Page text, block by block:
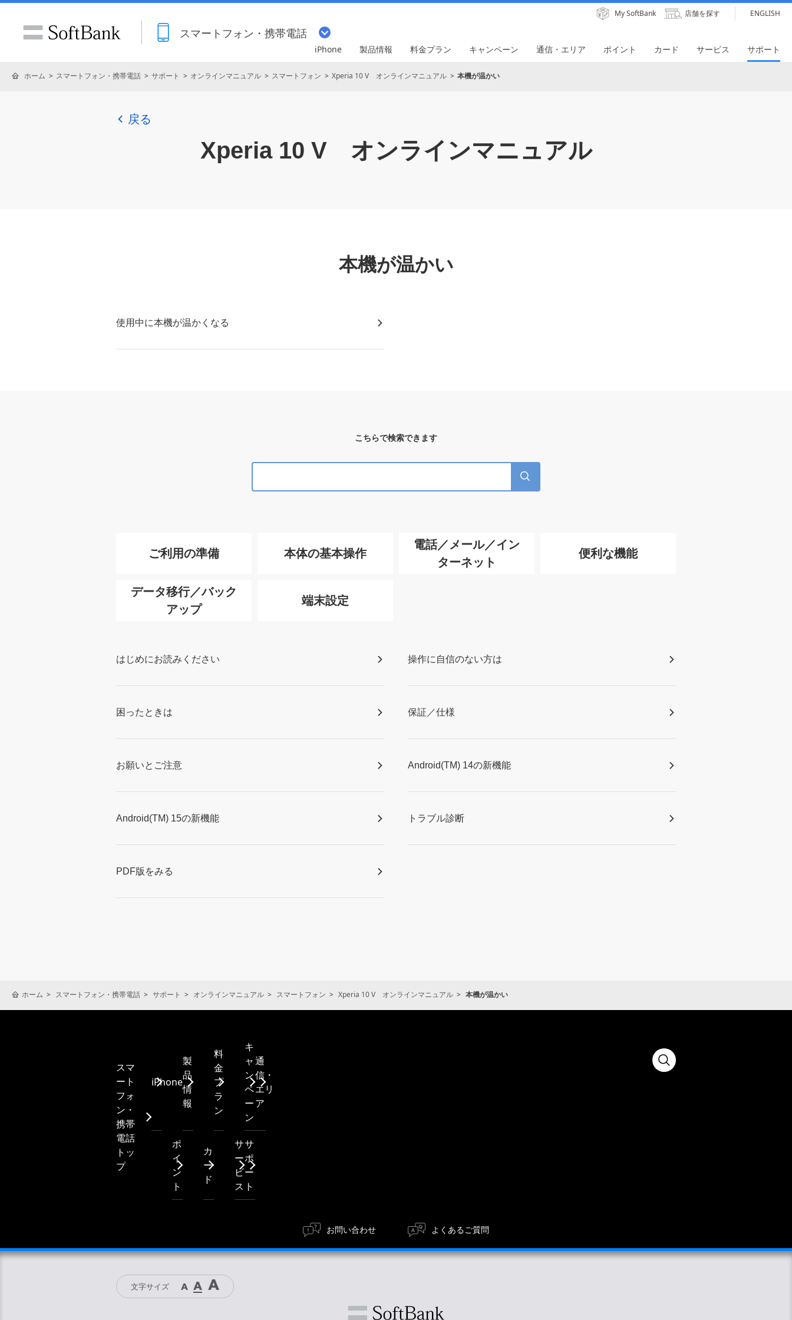
スマートフォン・携帯電話
My SoftBank 店舗を探す ENGLISH
iPhone 製品情報 料金プラン キャンペーン 通信・エリア ポイント カード サービス サポート
ホーム スマートフォン・携帯電話 サポート オンラインマニュアル スマートフォン Xperia 10 V オンラインマニュアル 本機が温かい
戻る
Xperia 10 V オンラインマニュアル
本機が温かい
使用中に本機が温かくなる
こちらで検索できます
ご利用の準備 本体の基本操作
電話／メール／イン
ターネット
便利な機能
データ移行／バック
アップ
端末設定
はじめにお読みください 操作に自信のない方は
困ったときは 保証／仕様
お願いとご注意 Android(TM) 14の新機能
Android(TM) 15の新機能 トラブル診断
PDF版をみる
ホーム スマートフォン・携帯電話 サポート オンラインマニュアル スマートフォン Xperia 10 V オンラインマニュアル 本機が温かい
スマ
ート
フォ
ン・
携帯
電話
トッ
プ
iPhone
製
品
情
報
料
金
プ
ラ
ン
キ
ャ
ン
ペ
ー
ン
通
信・
エリ
ア
ポ
イ
ン
ト
カ
ー
ド
サ
ー
ビ
ス
サ
ポ
ー
ト
お問い合わせ よくあるご質問
文字サイズ